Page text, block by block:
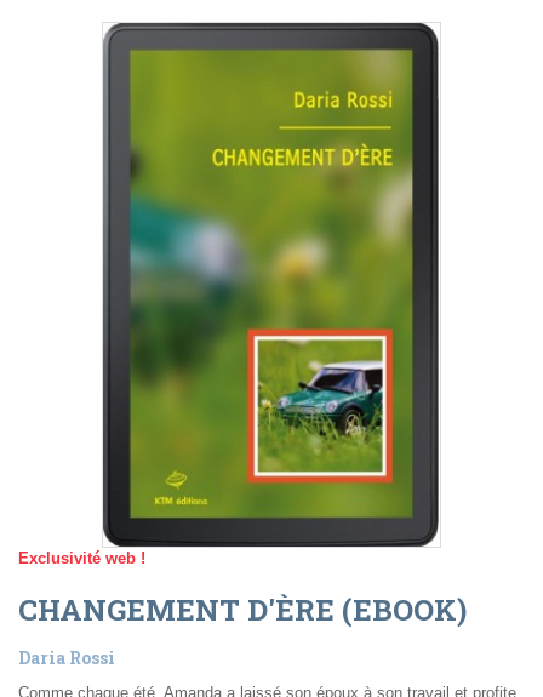
Exclusivité web !
CHANGEMENT D'ÈRE (EBOOK)
Daria Rossi
Comme chaque été, Amanda a laissé son époux à son travail et profite